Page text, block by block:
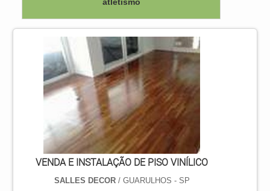
atletismo
VENDA E INSTALAÇÃO DE PISO VINÍLICO
SALLES DECOR/ GUARULHOS - SP